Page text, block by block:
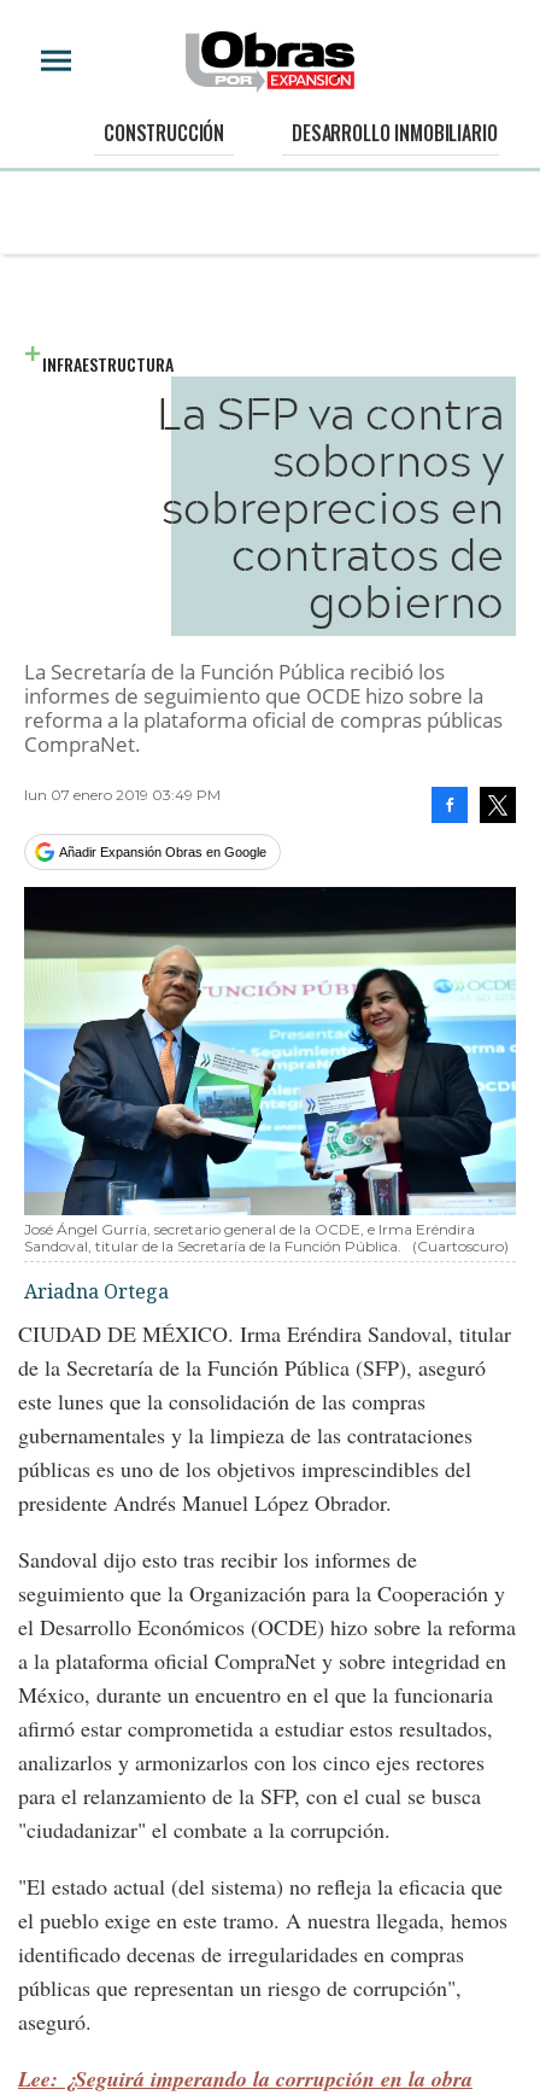
CONSTRUCCIÓN DESARROLLO INMOBILIARIO
INFRAESTRUCTURA
La SFP va contra
sobornos y
sobreprecios en
contratos de
gobierno
La Secretaría de la Función Pública recibió los
informes de seguimiento que OCDE hizo sobre la
reforma a la plataforma oficial de compras públicas
CompraNet.
lun 07 enero 2019 03:49 PM
Añadir Expansión Obras en Google
José Ángel Gurría, secretario general de la OCDE, e Irma Eréndira
Sandoval, titular de la Secretaría de la Función Pública.
(Cuartoscuro)
Ariadna Ortega
CIUDAD DE MÉXICO. Irma Eréndira Sandoval, titular
de la Secretaría de la Función Pública (SFP), aseguró
este lunes que la consolidación de las compras
gubernamentales y la limpieza de las contrataciones
públicas es uno de los objetivos imprescindibles del
presidente Andrés Manuel López Obrador.
Sandoval dijo esto tras recibir los informes de
seguimiento que la Organización para la Cooperación y
el Desarrollo Económicos (OCDE) hizo sobre la reforma
a la plataforma oficial CompraNet y sobre integridad en
México, durante un encuentro en el que la funcionaria
afirmó estar comprometida a estudiar estos resultados,
analizarlos y armonizarlos con los cinco ejes rectores
para el relanzamiento de la SFP, con el cual se busca
"ciudadanizar" el combate a la corrupción.
"El estado actual (del sistema) no refleja la eficacia que
el pueblo exige en este tramo. A nuestra llegada, hemos
identificado decenas de irregularidades en compras
públicas que representan un riesgo de corrupción",
aseguró.
Lee: ¿Seguirá imperando la corrupción en la obra